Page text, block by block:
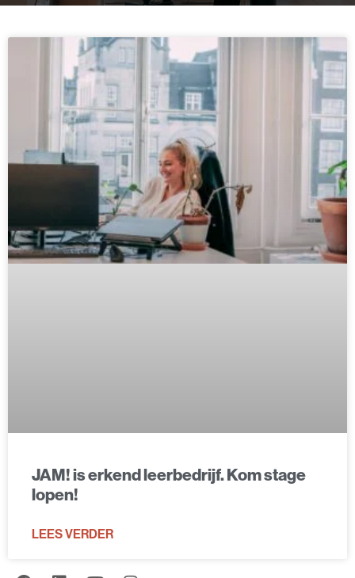
JAM! is erkend leerbedrijf. Kom stage
lopen!
LEES VERDER